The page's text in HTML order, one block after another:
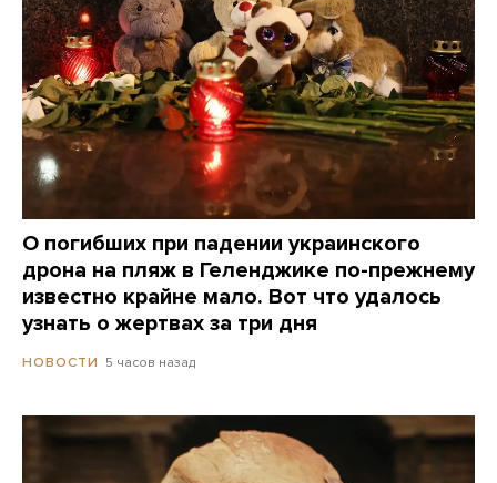
О погибших при падении украинского
дрона на пляж в Геленджике по-прежнему
известно крайне мало. Вот что удалось
узнать о жертвах за три дня
НОВОСТИ 5 часов назад